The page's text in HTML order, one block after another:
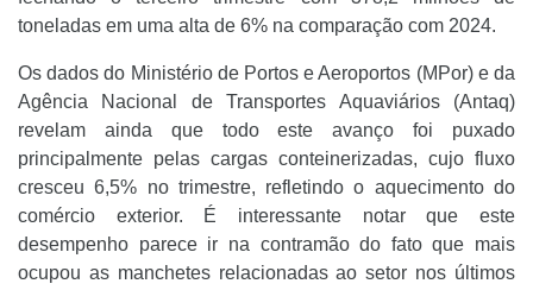
toneladas em uma alta de 6% na comparação com 2024.
Os dados do Ministério de Portos e Aeroportos (MPor) e da
Agência Nacional de Transportes Aquaviários (Antaq)
revelam ainda que todo este avanço foi puxado
principalmente pelas cargas conteinerizadas, cujo fluxo
cresceu 6,5% no trimestre, refletindo o aquecimento do
comércio exterior. É interessante notar que este
desempenho parece ir na contramão do fato que mais
ocupou as manchetes relacionadas ao setor nos últimos